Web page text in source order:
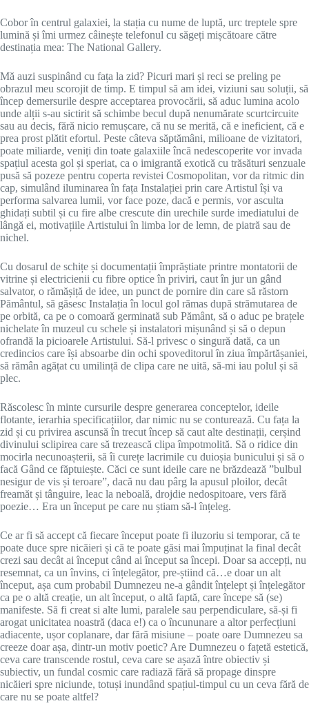
Cobor în centrul galaxiei, la stația cu nume de luptă, urc treptele spre
lumină și îmi urmez câinește telefonul cu săgeți mișcătoare către
destinația mea: The National Gallery.
Mă auzi suspinând cu fața la zid? Picuri mari și reci se preling pe
obrazul meu scorojit de timp. E timpul să am idei, viziuni sau soluții, să
încep demersurile despre acceptarea provocării, să aduc lumina acolo
unde alții s-au sictirit să schimbe becul după nenumărate scurtcircuite
sau au decis, fără nicio remușcare, că nu se merită, că e ineficient, că e
prea prost plătit efortul. Peste câteva săptămâni, milioane de vizitatori,
poate miliarde, veniți din toate galaxiile încă nedescoperite vor invada
spațiul acesta gol și speriat, ca o imigrantă exotică cu trăsături senzuale
pusă să pozeze pentru coperta revistei Cosmopolitan, vor da ritmic din
cap, simulând iluminarea în fața Instalației prin care Artistul își va
performa salvarea lumii, vor face poze, dacă e permis, vor asculta
ghidați subtil și cu fire albe crescute din urechile surde imediatului de
lângă ei, motivațiile Artistului în limba lor de lemn, de piatră sau de
nichel.
Cu dosarul de schițe și documentații împrăștiate printre montatorii de
vitrine și electricienii cu fibre optice în priviri, caut în jur un gând
salvator, o rămășiță de idee, un punct de pornire din care să răstorn
Pământul, să găsesc Instalația în locul gol rămas după strămutarea de
pe orbită, ca pe o comoară germinată sub Pământ, să o aduc pe brațele
nichelate în muzeul cu schele și instalatori mișunând și să o depun
ofrandă la picioarele Artistului. Să-l privesc o singură dată, ca un
credincios care își absoarbe din ochi spoveditorul în ziua împărtășaniei,
să rămân agățat cu umilință de clipa care ne uită, să-mi iau polul și să
plec.
Răscolesc în minte cursurile despre generarea conceptelor, ideile
flotante, ierarhia specificațiilor, dar nimic nu se conturează. Cu fața la
zid și cu privirea ascunsă în trecut încep să caut alte destinații, cerșind
divinului sclipirea care să trezească clipa împotmolită. Să o ridice din
mocirla necunoașterii, să îi curețe lacrimile cu duioșia bunicului și să o
facă Gând ce făptuiește. Căci ce sunt ideile care ne brăzdează ”bulbul
nesigur de vis și teroare”, dacă nu dau pârg la apusul ploilor, decât
freamăt și tânguire, leac la neboală, drojdie nedospitoare, vers fără
poezie… Era un început pe care nu știam să-l înțeleg.
Ce ar fi să accept că fiecare început poate fi iluzoriu si temporar, că te
poate duce spre nicăieri și că te poate găsi mai împuținat la final decât
crezi sau decât ai început când ai început sa începi. Doar sa accepți, nu
resemnat, ca un învins, ci înțelegător, pre-știind că…e doar un alt
început, așa cum probabil Dumnezeu ne-a gândit înțelept și înțelegător
ca pe o altă creație, un alt început, o altă faptă, care începe să (se)
manifeste. Să fi creat si alte lumi, paralele sau perpendiculare, să-și fi
arogat unicitatea noastră (daca e!) ca o încununare a altor perfecțiuni
adiacente, ușor coplanare, dar fără misiune – poate oare Dumnezeu sa
creeze doar așa, dintr-un motiv poetic? Are Dumnezeu o fațetă estetică,
ceva care transcende rostul, ceva care se așază între obiectiv și
subiectiv, un fundal cosmic care radiază fără să propage dinspre
nicăieri spre niciunde, totuși inundând spațiul-timpul cu un ceva fără de
care nu se poate altfel?